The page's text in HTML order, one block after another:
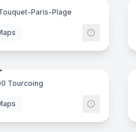
Paris-Plage
âgées
35
Tourcoing
98